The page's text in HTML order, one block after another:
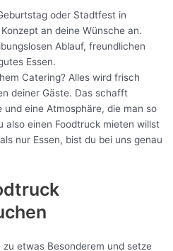
oder Stadtfest in
an deine Wünsche an.
Ablauf, freundlichen
Essen.
Catering? Alles wird frisch
deiner Gäste. Das schafft
eine Atmosphäre, die man so
also einen Foodtruck mieten willst
nur Essen, bist du bei uns genau
etwas Besonderem und setze